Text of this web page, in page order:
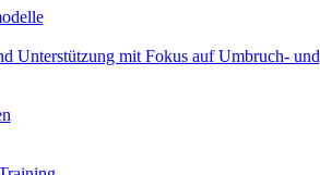
Unterstützung mit Fokus auf Umbruch- und